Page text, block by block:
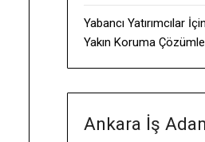
Yabancı Yatırımcılar
Yakın Koruma
Ankara İş